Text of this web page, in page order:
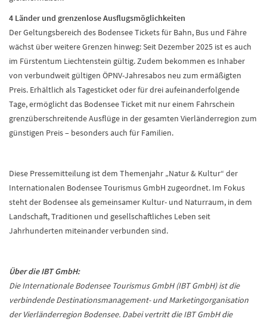
4 Länder und grenzenlose Ausflugsmöglichkeiten
Der Geltungsbereich des Bodensee Tickets für Bahn, Bus und Fähre
wächst über weitere Grenzen hinweg: Seit Dezember 2025 ist es auch
im Fürstentum Liechtenstein gültig. Zudem bekommen es Inhaber
von verbundweit gültigen ÖPNV-Jahresabos neu zum ermäßigten
Preis. Erhältlich als Tagesticket oder für drei aufeinanderfolgende
Tage, ermöglicht das Bodensee Ticket mit nur einem Fahrschein
grenzüberschreitende Ausflüge in der gesamten Vierländerregion zum
günstigen Preis – besonders auch für Familien.
Diese Pressemitteilung ist dem Themenjahr „Natur & Kultur“ der
Internationalen Bodensee Tourismus GmbH zugeordnet. Im Fokus
steht der Bodensee als gemeinsamer Kultur- und Naturraum, in dem
Landschaft, Traditionen und gesellschaftliches Leben seit
Jahrhunderten miteinander verbunden sind.
Über die IBT GmbH:
Die Internationale Bodensee Tourismus GmbH (IBT GmbH) ist die
verbindende Destinationsmanagement- und Marketingorganisation
der Vierländerregion Bodensee. Dabei vertritt die IBT GmbH die